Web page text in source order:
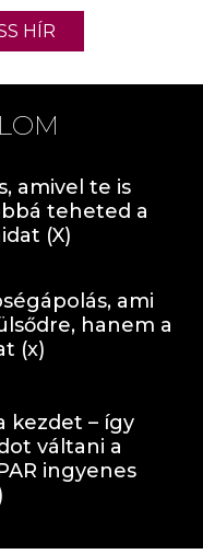
HÍR
amivel te is
teheted a
(X)
ami
hanem a
(x)
kezdet – így
váltani a
ingyenes